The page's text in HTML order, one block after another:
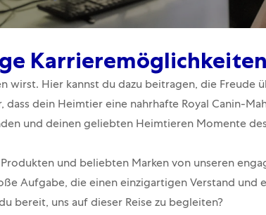
wirst. Hier kannst du dazu beitragen, die Freude
dein Heimtier eine nahrhafte Royal Canin-
und deinen geliebten Heimtieren Momente
und beliebten Marken von unseren
Aufgabe, die einen einzigartigen Verstand und
bereit, uns auf dieser Reise zu begleiten?